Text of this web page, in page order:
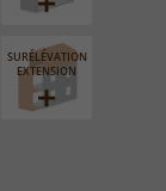
SURÉLÉVATION
EXTENSION